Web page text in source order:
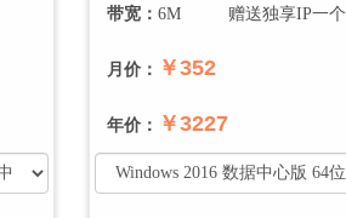
带宽： 6M 赠送独享IP一个
月价： ￥352
年价： ￥3227